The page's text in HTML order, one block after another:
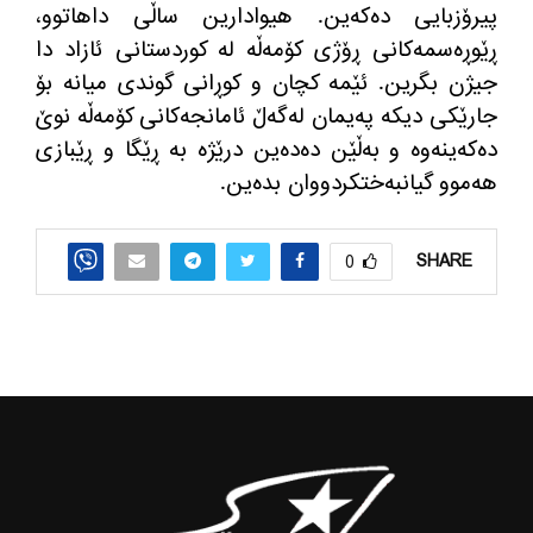
پیرۆزبایی ده‌كه‌ین. هیوادارین ساڵی داهاتوو،
ڕێوڕه‌سمه‌كانی ڕۆژی كۆمه‌ڵه‌ له‌ كوردستانی ئازاد دا
جیژن بگرین. ئێمه كچان و كوڕانی گوندی میانه بۆ
جارێكی دیكه‌ په‌یمان له‌گه‌ڵ ئامانجه‌كانی كۆمه‌ڵه‌ نوێ
ده‌كه‌ینه‌وه‌ و به‌ڵێن ده‌ده‌ین درێژه‌ به‌ ڕێگا و ڕێبازی
هه‌موو گیانبه‌ختكردووان بده‌ین.
SHARE
0